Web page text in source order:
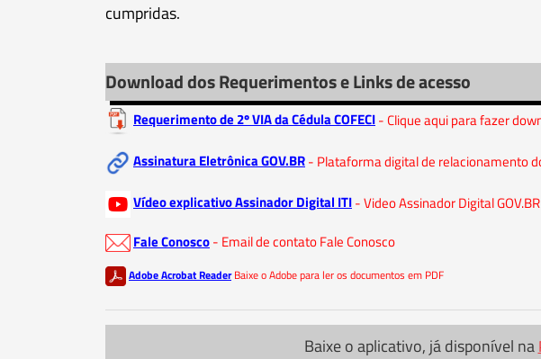
cumpridas.
Download dos Requerimentos e Links de acesso
Requerimento de 2º VIA da Cédula COFECI- Clique aqui para fazer
Assinatura Eletrônica GOV.BR- Plataforma digital de relacionamento
Vídeo explicativo Assinador Digital ITI- Video Assinador Digital GOV.BR
Fale Conosco- Email de contato Fale Conosco
Adobe Acrobat Reader Baixe o Adobe para ler os documentos em PDF
Baixe o aplicativo, já disponível na